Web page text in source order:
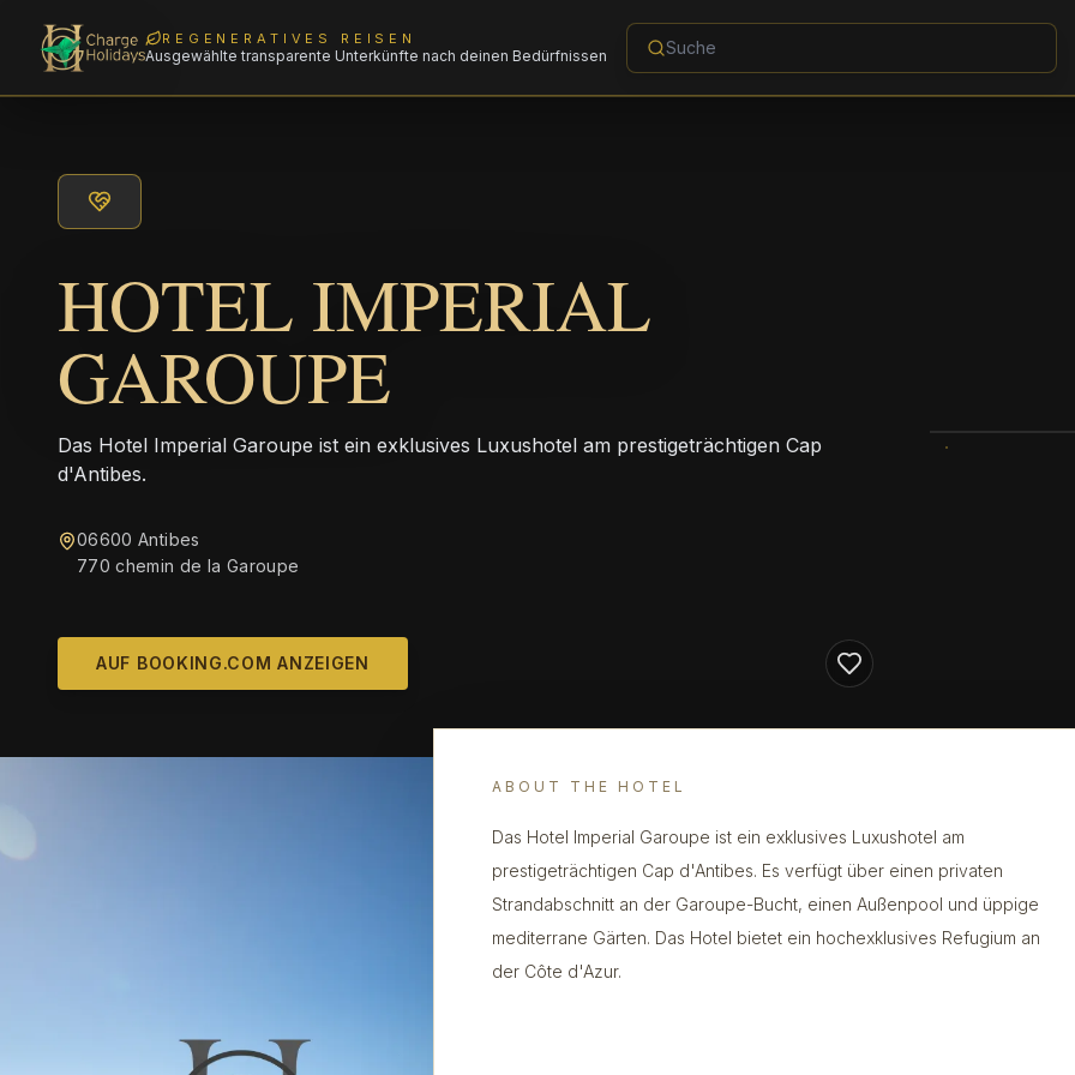
REGENERATIVES REISEN
Ausgewählte transparente Unterkünfte nach deinen Bedürfnissen
HOTEL IMPERIAL
GAROUPE
Das Hotel Imperial Garoupe ist ein exklusives Luxushotel am prestigeträchtigen Cap
d'Antibes.
06600 Antibes
770 chemin de la Garoupe
AUF BOOKING.COM ANZEIGEN
ABOUT THE HOTEL
Das Hotel Imperial Garoupe ist ein exklusives Luxushotel am
prestigeträchtigen Cap d'Antibes. Es verfügt über einen privaten
Strandabschnitt an der Garoupe-Bucht, einen Außenpool und üppige
mediterrane Gärten. Das Hotel bietet ein hochexklusives Refugium an
der Côte d'Azur.